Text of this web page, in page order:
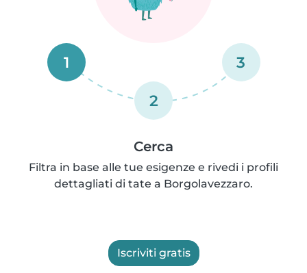
1
2
3
Cerca
Filtra in base alle tue esigenze e rivedi i profili
dettagliati di tate a Borgolavezzaro.
Iscriviti gratis